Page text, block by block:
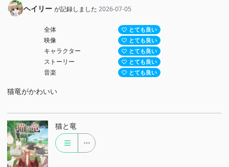
ヘイリー が記録しました 2026-07-05
全体 とても良い
映像 とても良い
キャラクター とても良い
ストーリー とても良い
音楽 とても良い
猫竜がかわいい
猫と竜